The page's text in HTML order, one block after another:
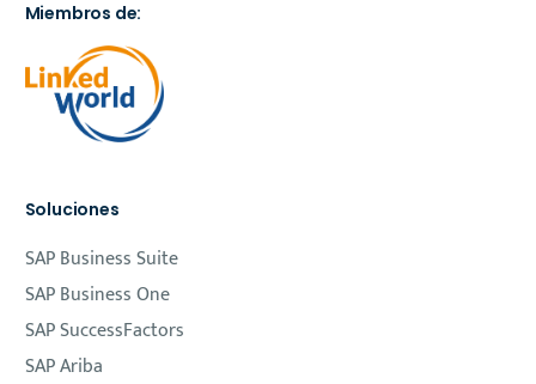
Miembros de:
Soluciones
SAP Business Suite
SAP Business One
SAP SuccessFactors
SAP Ariba